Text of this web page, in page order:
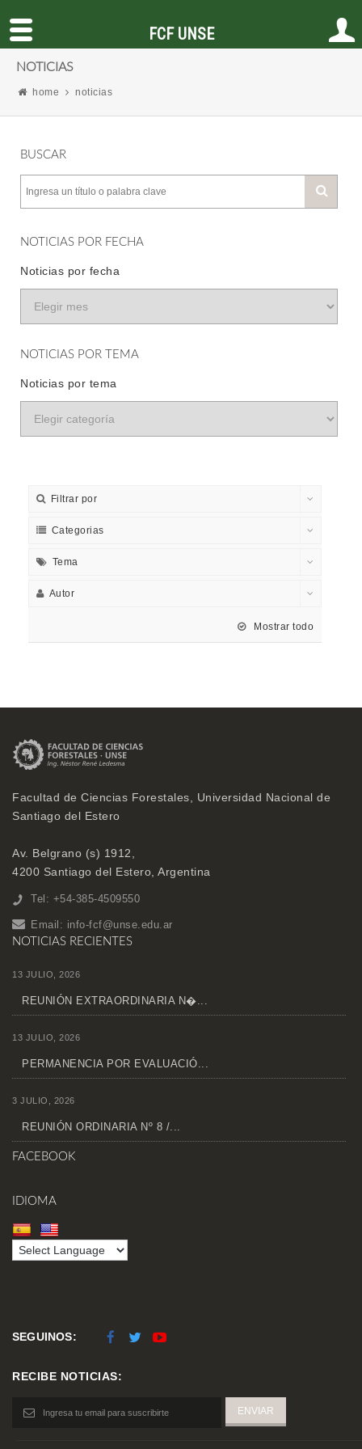
NOTICIAS
home noticias
BUSCAR
NOTICIAS POR FECHA
Noticias por fecha
NOTICIAS POR TEMA
Noticias por tema
Filtrar por
Categorias
Tema
Autor
Mostrar todo
Facultad de Ciencias Forestales, Universidad Nacional de
Santiago del Estero
Av. Belgrano (s) 1912,
4200 Santiago del Estero, Argentina
Tel: +54-385-4509550
Email: info-fcf@unse.edu.ar
NOTICIAS RECIENTES
13 JULIO, 2026
REUNIÓN EXTRAORDINARIA N�...
13 JULIO, 2026
PERMANENCIA POR EVALUACIÓ...
3 JULIO, 2026
REUNIÓN ORDINARIA Nº 8 /...
FACEBOOK
IDIOMA
SEGUINOS:
RECIBE NOTICIAS:
FCF UNSE